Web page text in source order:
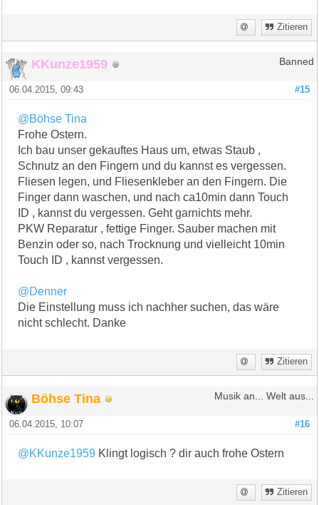
Zitieren
KKunze1959 Banned
#15
06.04.2015, 09:43
@Böhse Tina
Frohe Ostern.
Ich bau unser gekauftes Haus um, etwas Staub ,
Schnutz an den Fingern und du kannst es vergessen.
Fliesen legen, und Fliesenkleber an den Fingern. Die
Finger dann waschen, und nach ca10min dann Touch
ID , kannst du vergessen. Geht garnichts mehr.
PKW Reparatur , fettige Finger. Sauber machen mit
Benzin oder so, nach Trocknung und vielleicht 10min
Touch ID , kannst vergessen.
@Denner
Die Einstellung muss ich nachher suchen, das wäre
nicht schlecht. Danke
Zitieren
Böhse Tina Musik an... Welt aus...
#16
06.04.2015, 10:07
@KKunze1959 Klingt logisch ? dir auch frohe Ostern
Zitieren